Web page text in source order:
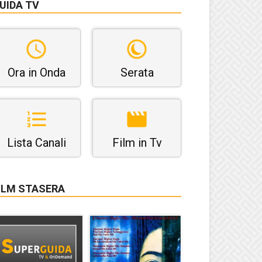
TV
Ora in Onda Serata
Lista Canali Film in Tv
STASERA